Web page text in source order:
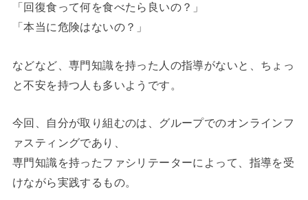
「回復食って何を食べたら良いの？」
「本当に危険はないの？」
などなど、専門知識を持った人の指導がないと、ちょっ
と不安を持つ人も多いようです。
今回、自分が取り組むのは、グループでのオンラインフ
ァスティングであり、
専門知識を持ったファシリテーターによって、指導を受
けながら実践するもの。